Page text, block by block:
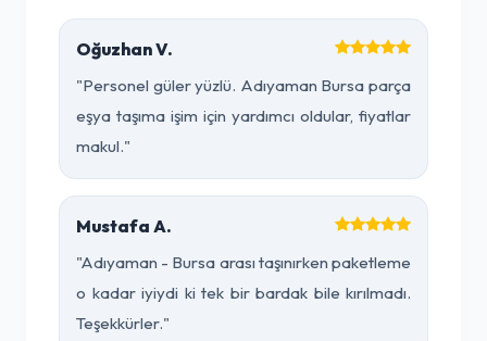
Oğuzhan V.
"Personel güler yüzlü. Adıyaman Bursa parça
eşya taşıma işim için yardımcı oldular, fiyatlar
makul."
Mustafa A.
"Adıyaman - Bursa arası taşınırken paketleme
o kadar iyiydi ki tek bir bardak bile kırılmadı.
Teşekkürler."